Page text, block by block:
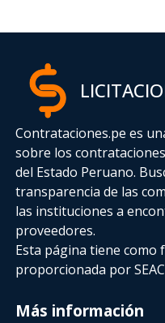
Contrataciones.pe es
sobre los
del Estado Peruano.
transparencia de las
las instituciones a
proveedores.
Esta página tiene
proporcionada por
Más información